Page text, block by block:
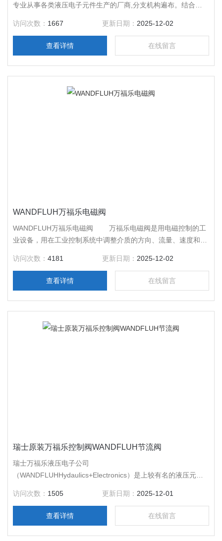
专业从事各类液压电子元件生产的厂商,分支机构遍布。结合丰
比例技术，微型液压元件，防腐防爆以及客户化产品是我们的特
访问次数： 1667 更新日期： 2025-12-02
查看详情 在线留言
WANDFLUH万福乐电磁阀
WANDFLUH万福乐电磁阀 万福乐电磁阀是用电磁控制的工
业设备，用在工业控制系统中调整介质的方向、流量、速度和其
方式由继电器控制。
访问次数：4181 更新日期： 2025-12-02
查看详情 在线留言
瑞士原装万福乐控制阀WANDFLUH节流阀
瑞士万福乐液压电子公司
（WANDFLUHHydaulics+Electronics）是上较有名的液压元件
过QS-9000质量认证，至今在液压行业中该公司还是*获得此项
认证的公司。由于该公司认真贯彻此项标准，因而产品质量可
访问次数： 1505 更新日期： 2025-12-01
查看详情 在线留言